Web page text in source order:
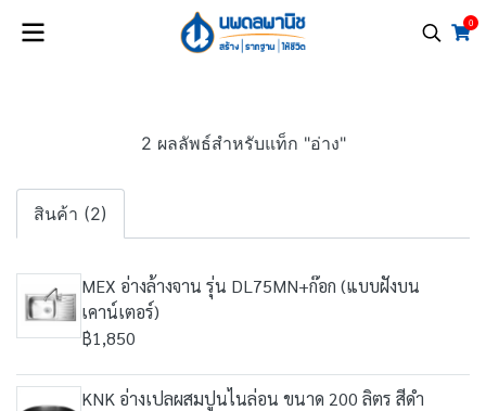
0
2 ผลลัพธ์สำหรับแท็ก "อ่าง"
สินค้า (2)
MEX อ่างล้างจาน รุ่น DL75MN+ก๊อก (แบบฝังบน
เคาน์เตอร์)
฿1,850
KNK อ่างเปลผสมปูนไนล่อน ขนาด 200 ลิตร สีดำ